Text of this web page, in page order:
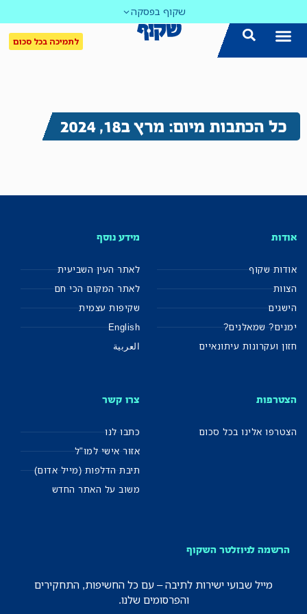
שקוף בפסקה
לתמיכה בכל סכום
כל הכתבות מיום: מרץ ב18, 2024
אודות
אודות שקוף
הצוות
הישגים
ימנים? שמאלנים?
חזון ועקרונות עיתונאיים
מידע נוסף
לאתר העין השביעית
לאתר המקום הכי חם
שקיפות עצמית
English
العربية
הצטרפות
הצטרפו אלינו בכל סכום
צרו קשר
כתבו לנו
אזור אישי למו"ל
תיבת הדלפות (מייל אדום)
משוב על האתר החדש
הרשמה לניוזלטר השקוף
מייל שבועי ישירות לתיבה – עם כל החשיפות, התחקירים
והפרסומים שלנו.